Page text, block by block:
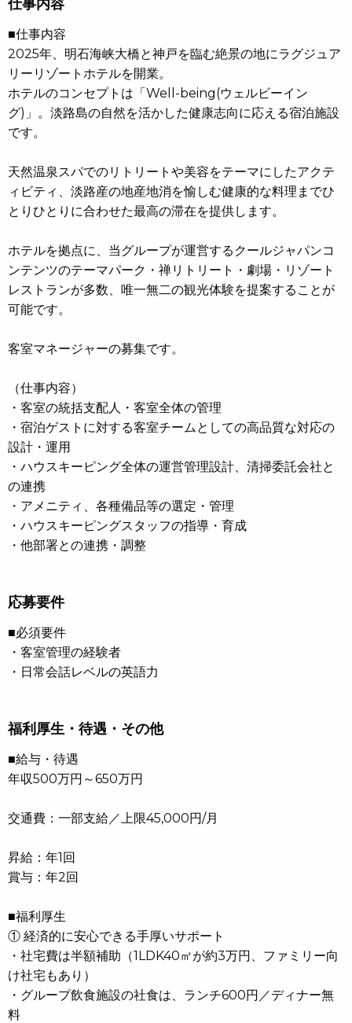
仕事内容
■仕事内容
2025年、明石海峡大橋と神戸を臨む絶景の地にラグジュア
リーリゾートホテルを開業。
ホテルのコンセプトは「Well-being(ウェルビーイン
グ)」。淡路島の自然を活かした健康志向に応える宿泊施設
です。
天然温泉スパでのリトリートや美容をテーマにしたアクテ
ィビティ、淡路産の地産地消を愉しむ健康的な料理までひ
とりひとりに合わせた最高の滞在を提供します。
ホテルを拠点に、当グループが運営するクールジャパンコ
ンテンツのテーマパーク・禅リトリート・劇場・リゾート
レストランが多数、唯一無二の観光体験を提案することが
可能です。
客室マネージャーの募集です。
（仕事内容）
・客室の統括支配人・客室全体の管理
・宿泊ゲストに対する客室チームとしての高品質な対応の
設計・運用
・ハウスキーピング全体の運営管理設計、清掃委託会社と
の連携
・アメニティ、各種備品等の選定・管理
・ハウスキーピングスタッフの指導・育成
・他部署との連携・調整
応募要件
■必須要件
・客室管理の経験者
・日常会話レベルの英語力
福利厚生・待遇・その他
■給与・待遇
年収500万円～650万円
交通費：一部支給／上限45,000円/月
昇給：年1回
賞与：年2回
■福利厚生
① 経済的に安心できる手厚いサポート
・社宅費は半額補助（1LDK40㎡が約3万円、ファミリー向
け社宅もあり）
・グループ飲食施設の社食は、ランチ600円／ディナー無
料